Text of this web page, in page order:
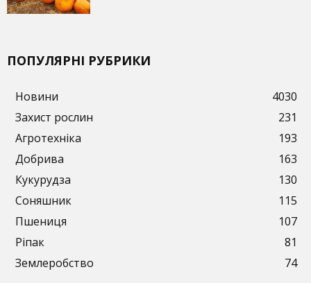
ПОПУЛЯРНІ РУБРИКИ
Новини
4030
Захист рослин
231
Агротехніка
193
Добрива
163
Кукурудза
130
Соняшник
115
Пшениця
107
Ріпак
81
Землеробство
74